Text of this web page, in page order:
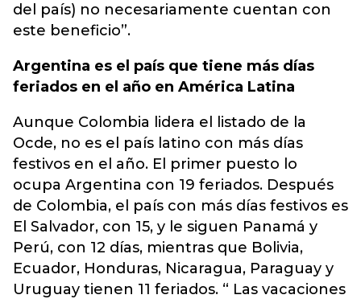
del país) no necesariamente cuentan con
este beneficio”.
Argentina es el país que tiene más días
feriados en el año en América Latina
Aunque Colombia lidera el listado de la
Ocde, no es el país latino con más días
festivos en el año. El primer puesto lo
ocupa Argentina con 19 feriados. Después
de Colombia, el país con más días festivos es
El Salvador, con 15, y le siguen Panamá y
Perú, con 12 días, mientras que Bolivia,
Ecuador, Honduras, Nicaragua, Paraguay y
Uruguay tienen 11 feriados. “ Las vacaciones